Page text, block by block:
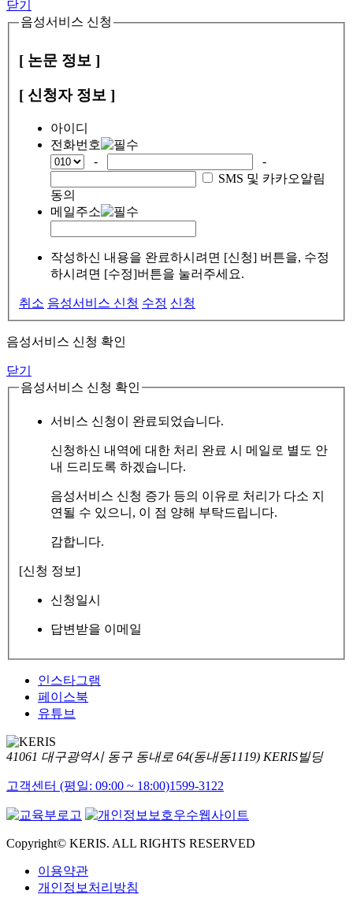
닫기
음성서비스 신청
[ 논문 정보 ]
[ 신청자 정보 ]
아이디
전화번호
-
-
SMS 및 카카오알림
동의
메일주소
작성하신 내용을 완료하시려면 [신청] 버튼을, 수정
하시려면 [수정]버튼을 눌러주세요.
취소 음성서비스 신청 수정 신청
음성서비스 신청 확인
닫기
음성서비스 신청 확인
서비스 신청이 완료되었습니다.
신청하신 내역에 대한 처리 완료 시 메일로 별도 안
내 드리도록 하겠습니다.
음성서비스 신청 증가 등의 이유로 처리가 다소 지
연될 수 있으니, 이 점 양해 부탁드립니다.
감합니다.
[신청 정보]
신청일시
답변받을 이메일
인스타그램
페이스북
유튜브
41061 대구광역시 동구 동내로 64(동내동1119) KERIS빌딩
고객센터 (평일: 09:00 ~ 18:00)1599-3122
Copyright© KERIS. ALL RIGHTS RESERVED
이용약관
개인정보처리방침